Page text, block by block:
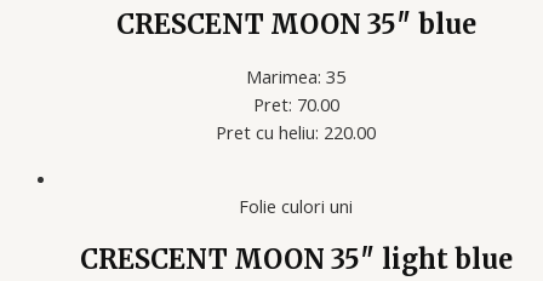
CRESCENT MOON 35″ blue
Marimea: 35
Pret: 70.00
Pret cu heliu: 220.00
Folie culori uni
CRESCENT MOON 35″ light blue